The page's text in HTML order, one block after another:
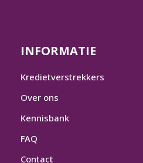
INFORMATIE
Kredietverstrekkers
Over ons
Kennisbank
FAQ
Contact